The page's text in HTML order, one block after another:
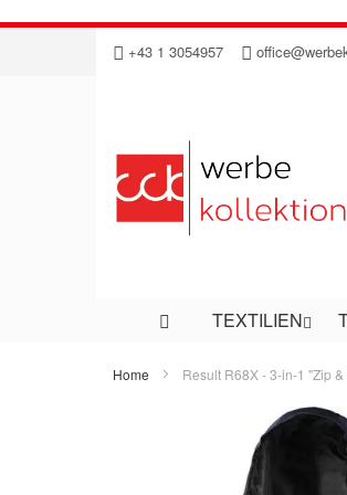
Direkt
Inhalt
+43 1 3054957
TEXTILIEN
Home Result R68X - 3-in-1 "Zip